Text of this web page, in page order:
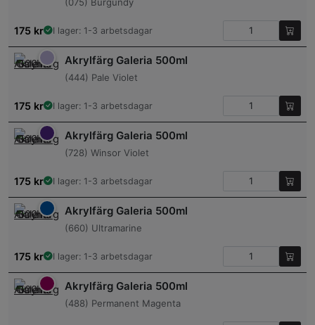
175 kr I lager: 1-3 arbetsdagar
Akrylfärg Galeria 500ml
(444) Pale Violet
175 kr I lager: 1-3 arbetsdagar
Akrylfärg Galeria 500ml
(728) Winsor Violet
175 kr I lager: 1-3 arbetsdagar
Akrylfärg Galeria 500ml
(660) Ultramarine
175 kr I lager: 1-3 arbetsdagar
Akrylfärg Galeria 500ml
(488) Permanent Magenta